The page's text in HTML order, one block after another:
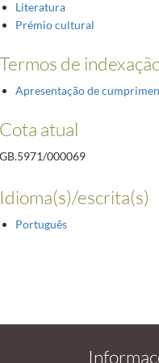
Literatura
Prémio cultural
Termos de
Apresentação de
Cota atual
GB.5971/000069
Idioma(s)/escrita(s)
Português